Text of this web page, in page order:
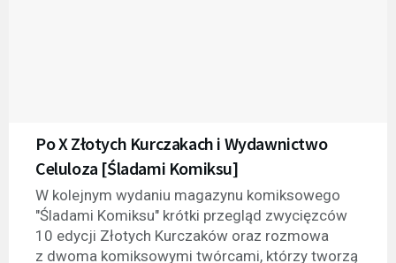
Po X Złotych Kurczakach i Wydawnictwo
Celuloza [Śladami Komiksu]
W kolejnym wydaniu magazynu komiksowego
"Śladami Komiksu" krótki przegląd zwycięzców
10 edycji Złotych Kurczaków oraz rozmowa
z dwoma komiksowymi twórcami, którzy tworzą